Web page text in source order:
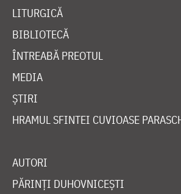
LITURGICĂ
BIBLIOTECĂ
ÎNTREABĂ PREOTUL
MEDIA
ȘTIRI
HRAMUL SFINTEI CUVIOASE
AUTORI
PĂRINȚI DUHOVNICEȘTI